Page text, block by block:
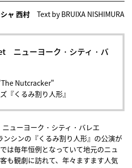
ャ 西村 Text by BRUIXA NISHIMURA
ニューヨーク・シティ・バ
Nutcracker"
『くるみ割り人形』
ューヨーク・シティ・バレエ
ンシンの『くるみ割り人形』の公演が
は毎年恒例となっていて地元のニュ
も観劇に訪れて、年々ますます人気